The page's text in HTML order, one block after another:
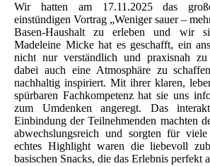
Wir hatten am 17.11.2025 das
einstündigen Vortrag „Weniger sauer –
Basen-Haushalt zu erleben und wir
Madeleine Micke hat es geschafft, ein
nicht nur verständlich und praxisnah zu
dabei auch eine Atmosphäre zu
nachhaltig inspiriert. Mit ihrer klaren,
spürbaren Fachkompetenz hat sie uns
zum Umdenken angeregt. Das
Einbindung der Teilnehmenden machten
abwechslungsreich und sorgten für
echtes Highlight waren die liebevoll
basischen Snacks, die das Erlebnis perfekt